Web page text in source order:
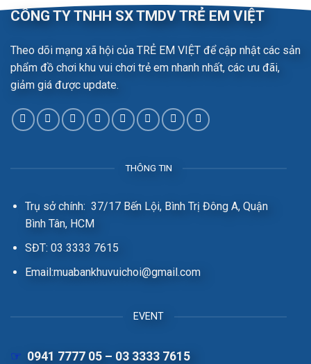
CÔNG TY TNHH SX TMDV TRẺ EM VIỆT
Theo dõi mạng xã hội của TRẺ EM VIỆT để cập nhật các sản
phẩm đồ chơi khu vui chơi trẻ em nhanh nhất, các ưu đãi,
giảm giá được update.
THÔNG TIN
Trụ sở chính: 37/17 Bến Lội, Bình Trị Đông A, Quận
Bình Tân, HCM
SĐT: 03 3333 7615
Email:muabankhuvuichoi@gmail.com
EVENT
☞ 0941 7777 05 – 03 3333 7615